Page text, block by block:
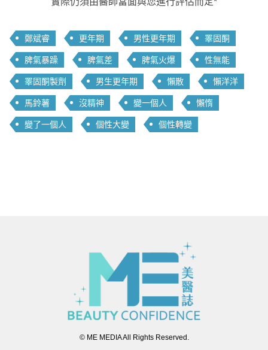
鄭斌睿 更年期 男性更年期 睪固酮
脾氣暴躁 脾氣差 脾氣火爆 性無能
睪固酮製劑 男生更年期 懶散 懶洋洋
馬鈴薯 沒精神 變一個人 懶惰
變了一個人 個性大變 個性轉變
© ME MEDIA All Rights Reserved.